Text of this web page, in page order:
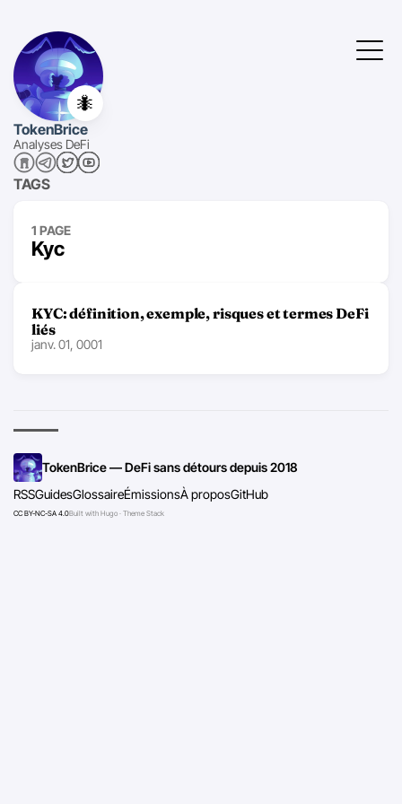
🐜
TokenBrice
Analyses DeFi
TAGS
1 PAGE
Kyc
KYC: définition, exemple, risques et termes DeFi
liés
janv. 01, 0001
TokenBrice — DeFi sans détours depuis 2018
RSSGuidesGlossaireÉmissionsÀ proposGitHub
CC BY-NC-SA 4.0Built with Hugo · Theme Stack